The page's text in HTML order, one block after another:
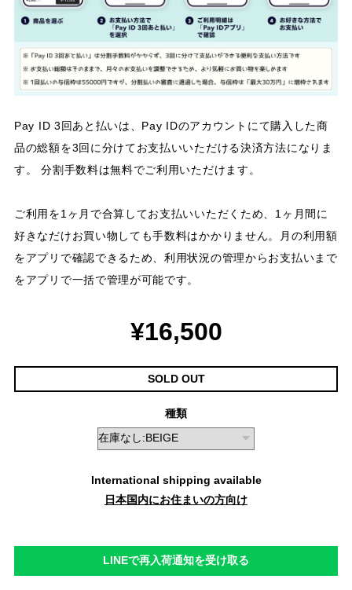
Pay ID 3回あと払いは、Pay IDのアカウントにて購入した商
品の総額を3回に分けてお支払いいただける決済方法になりま
す。 分割手数料は無料でご利用いただけます。
ご利用を1ヶ月で合算してお支払いいただくため、1ヶ月間に
好きなだけお買い物しても手数料はかかりません。月の利用額
をアプリで確認できるため、利用状況の管理からお支払いまで
をアプリで一括で管理が可能です。
¥16,500
SOLD OUT
種類
International shipping available
日本国内にお住まいの方向け
LINEで再入荷通知を受け取る